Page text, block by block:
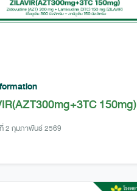
150mg)
2 กุมภาพันธ์ 2569